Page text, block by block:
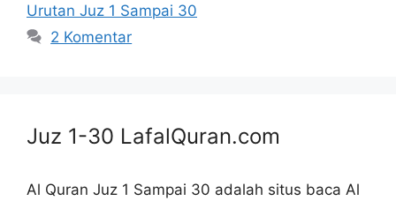
Urutan Juz 1 Sampai 30
2 Komentar
Juz 1-30 LafalQuran.com
Al Quran Juz 1 Sampai 30 adalah situs baca Al